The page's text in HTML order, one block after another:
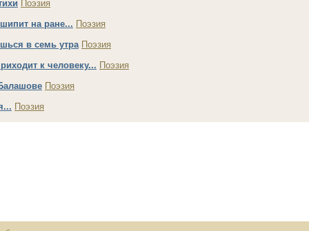
Поэзия
на ране... Поэзия
в семь утра Поэзия
к человеку... Поэзия
Поэзия
Поэзия